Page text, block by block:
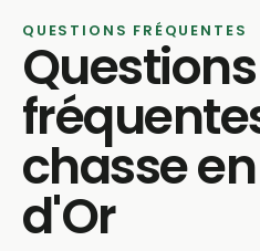
QUESTIONS FRÉQUENTES
Questions
chasse
d'Or